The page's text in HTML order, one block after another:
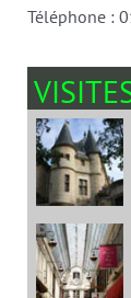
Téléphone :